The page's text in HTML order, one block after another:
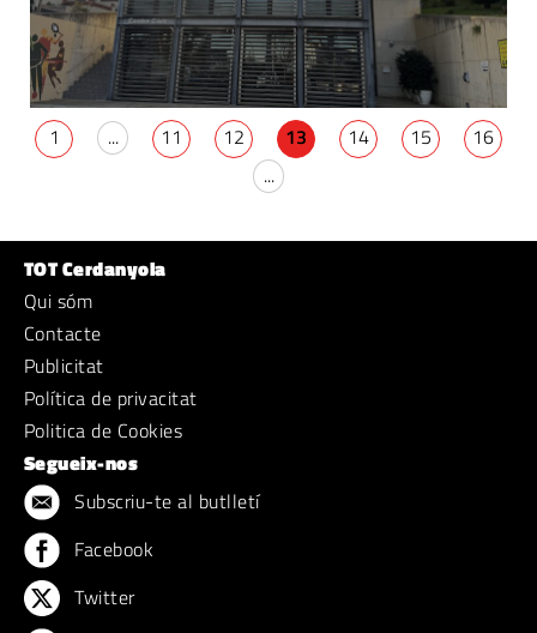
1 ... 11 12 13 14 15
16
...
TOT Cerdanyola
Qui sóm
Contacte
Publicitat
Política de privacitat
Politica de Cookies
Segueix-nos
Subscriu-te al butlletí
Facebook
Twitter